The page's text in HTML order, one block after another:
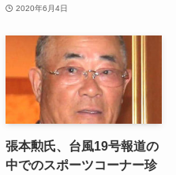
2020年6月4日
張本勲氏、台風19号報道の
中でのスポーツコーナー珍